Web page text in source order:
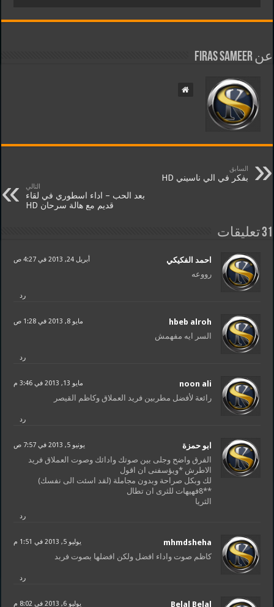
عن Firas Sameer
السابق
بفكر في الي ناسيني HD
التالي
بعد الحب – اداء اسطوري في لقاء
قديم مع هالة سرحان HD
31 تعليقات
احمد الفكيكي أبريل 24, 2013 في 4:27 ص
رووعه
رد
hbeb alroh مايو 8, 2013 في 1:28 ص
السر ايه مفهمش
رد
noon ali مايو 13, 2013 في 3:46 م
رائعة لأفضل مطربين فريد العملاق وكاظم القيصر
رد
ابو حمزة يونيو 5, 2013 في 7:57 ص
الفرق واضح وجلى بين صوتك وادائك وصوت العملاق فريد
الاطرش *ويؤسفنى ان اقول
لك وبكل صراحة وبدون مجاملة (لقد اسئت الى نفسك)
**8فهيهات للثرى ان تطال
الثريا
رد
mhmdsheha يوليو 5, 2013 في 1:51 م
كاظم صوت واداء افضل ولكن افضلها بصوت فربد
رد
Belal Belal يوليو 6, 2013 في 8:02 م